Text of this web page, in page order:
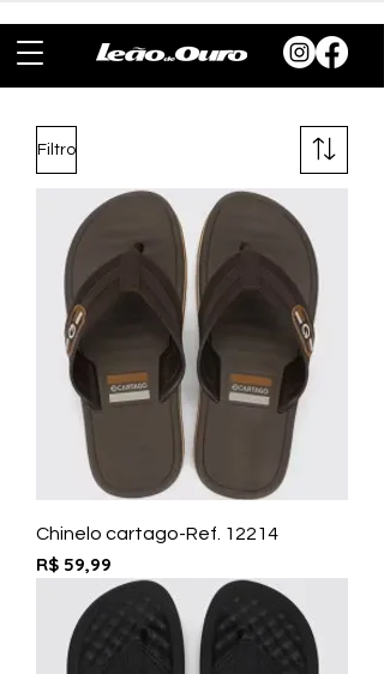
Filtro
Chinelo cartago-Ref. 12214
Preço
R$ 59,99